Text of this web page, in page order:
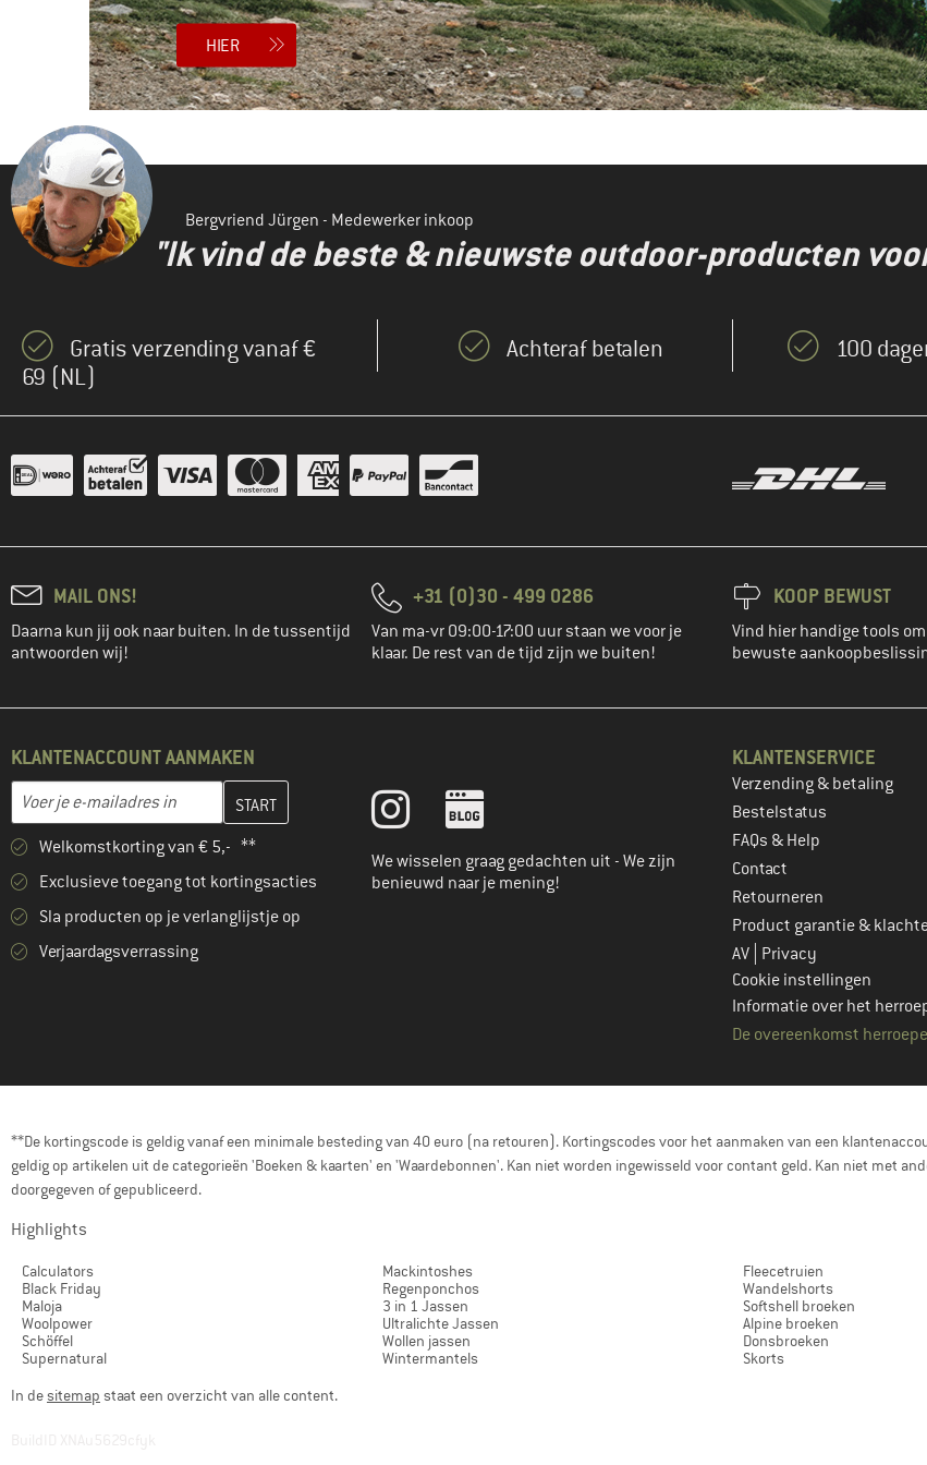
HIER
Bergvriend Jürgen - Medewerker inkoop
"Ik vind de beste & nieuwste outdoor-producten
Gratis verzending vanaf €
69 (NL)
Achteraf betalen 100
MAIL ONS!
Daarna kun jij ook naar buiten. In de tussentijd
antwoorden wij!
+31 (0)30 - 499 0286
Van ma-vr 09:00-17:00 uur staan we voor je
klaar. De rest van de tijd zijn we buiten!
KOOP BEWUST
Vind hier handige tools
bewuste
KLANTENACCOUNT AANMAKEN
E-mailadres
Vul je e-mailadres hier in en maak in de volgende stap je klantenaccount aan
Welkomstkorting van € 5,- **
Exclusieve toegang tot kortingsacties
Sla producten op je verlanglijstje op
Verjaardagsverrassing
We wisselen graag gedachten uit - We zijn
benieuwd naar je mening!
KLANTENSERVICE
Verzending & betaling
Bestelstatus
FAQs & Help
Contact
Retourneren
Product garantie &
AV Privacy
Cookie instellingen
Informatie over het
De overeenkomst
**De kortingscode is geldig vanaf een minimale besteding van 40 euro (na retouren). Kortingscodes voor het aanmaken van een
geldig op artikelen uit de categorieën 'Boeken & kaarten' en 'Waardebonnen'. Kan niet worden ingewisseld voor contant geld. Kan niet met
doorgegeven of gepubliceerd.
Highlights
Calculators
Black Friday
Maloja
Woolpower
Schöffel
Supernatural
Mackintoshes
Regenponchos
3 in 1 Jassen
Ultralichte Jassen
Wollen jassen
Wintermantels
Fleecetruien
Wandelshorts
Softshell broeken
Alpine broeken
Donsbroeken
Skorts
In desitemap staat een overzicht van alle content.